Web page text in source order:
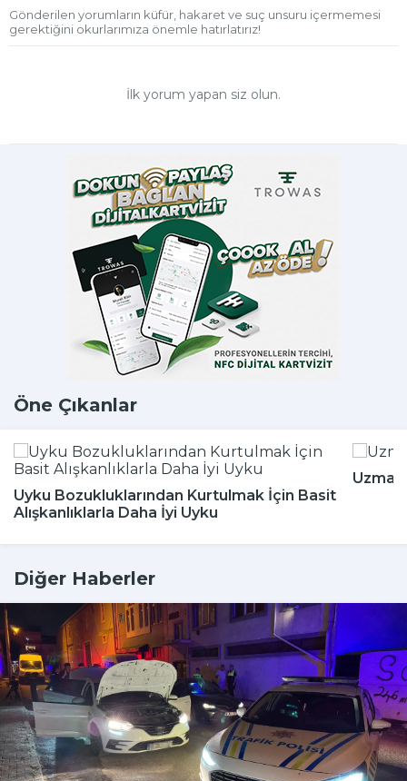
Gönderilen yorumların küfür, hakaret ve suç unsuru içermemesi
gerektiğini okurlarımıza önemle hatırlatırız!
İlk yorum yapan siz olun.
Öne Çıkanlar
Uyku Bozukluklarından Kurtulmak İçin Basit
Alışkanlıklarla Daha İyi Uyku
Diğer Haberler